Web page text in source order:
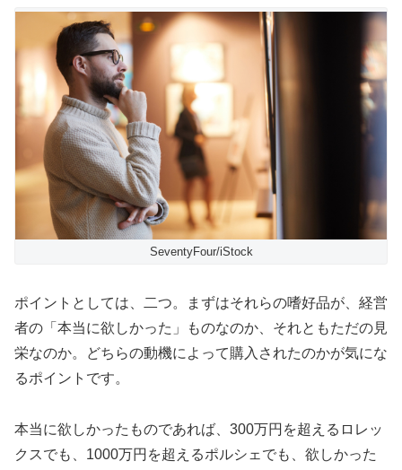
SeventyFour/iStock
ポイントとしては、二つ。まずはそれらの嗜好品が、経営
者の「本当に欲しかった」ものなのか、それともただの見
栄なのか。どちらの動機によって購入されたのかが気にな
るポイントです。
本当に欲しかったものであれば、300万円を超えるロレッ
クスでも、1000万円を超えるポルシェでも、欲しかった